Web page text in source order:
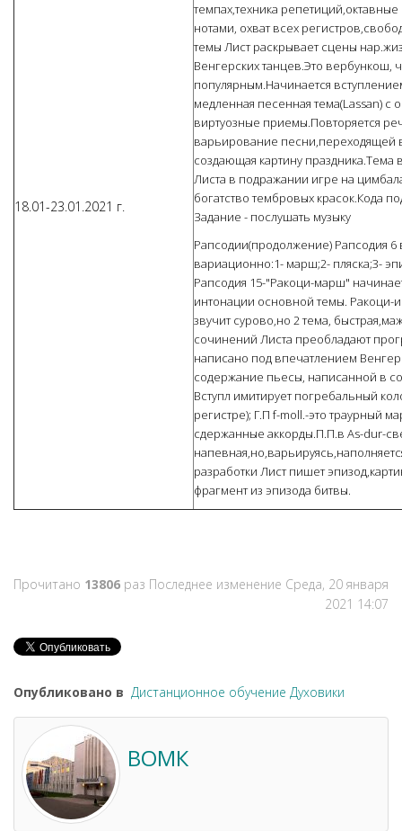
18.01-23.01.2021 г.
темпах,техника
нотами, охват всех
темы Лист раскрывает сцены
Венгерских танцев.Это вербункош,
популярным.Начинается
медленная песенная тема(Lassan) с
виртуозные приемы.Повторяется
варьирование песни,переходящей
создающая картину праздника.Тема
Листа в подражании игре на
богатство тембровых красок.Кода
Задание - послушать музыку
Рапсодии(продолжение) Рапсодия
вариационно:1- марш;2- пляска;3-
Рапсодия 15-"Ракоци-марш"
интонации основной темы. Ракоци-
звучит сурово,но 2 тема,
сочинений Листа преобладают
написано под впечатлением
содержание пьесы, написанной в
Вступл имитирует погребальный
регистре); Г.П f-moll.-это траурный
сдержанные аккорды.П.П.в As-dur-
разработки Лист пишет
фрагмент из эпизода битвы.
Прочитано 13806 раз Последнее изменение Среда, 20 января
2021 14:07
Опубликовано в Дистанционное обучение Духовики
ВОМК